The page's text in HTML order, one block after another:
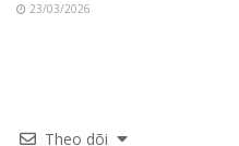
23/03/2026
Theo dõi